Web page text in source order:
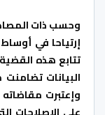
وحسب ذات
إرتياحا في
تتابع هذه
البيانات
وإعتبرت